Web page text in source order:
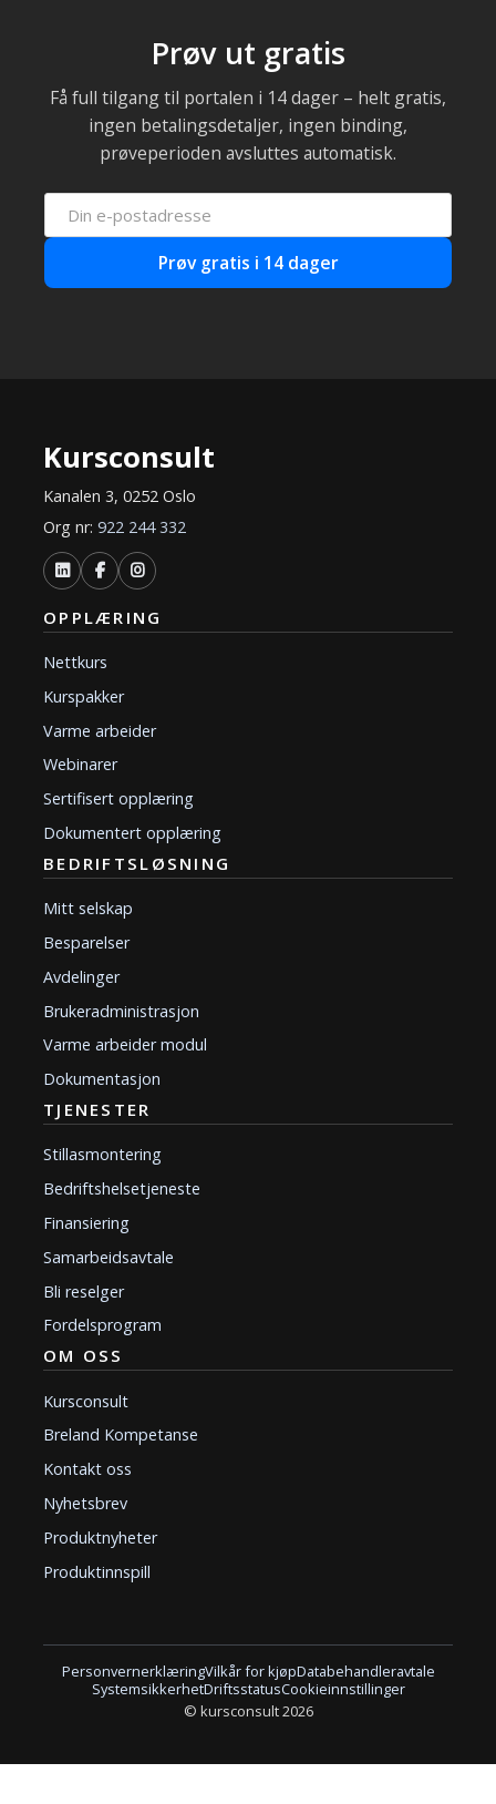
Prøv ut gratis
Få full tilgang til portalen i 14 dager – helt gratis,
ingen betalingsdetaljer, ingen binding,
prøveperioden avsluttes automatisk.
Prøv gratis i 14 dager
Kursconsult
Kanalen 3, 0252 Oslo
Org nr: 922 244 332
OPPLÆRING
Nettkurs
Kurspakker
Varme arbeider
Webinarer
Sertifisert opplæring
Dokumentert opplæring
BEDRIFTSLØSNING
Mitt selskap
Besparelser
Avdelinger
Brukeradministrasjon
Varme arbeider modul
Dokumentasjon
TJENESTER
Stillasmontering
Bedriftshelsetjeneste
Finansiering
Samarbeidsavtale
Bli reselger
Fordelsprogram
OM OSS
Kursconsult
Breland Kompetanse
Kontakt oss
Nyhetsbrev
Produktnyheter
Produktinnspill
PersonvernerklæringVilkår for kjøpDatabehandleravtale
SystemsikkerhetDriftsstatusCookieinnstillinger
© kursconsult 2026